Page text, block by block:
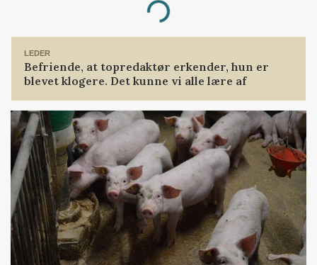
Loading...
LEDER
Befriende, at topredaktør erkender, hun er
blevet klogere. Det kunne vi alle lære af